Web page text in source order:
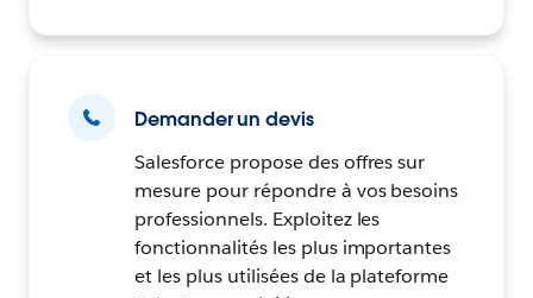
Demander un devis
Salesforce propose des offres sur
mesure pour répondre à vos besoins
professionnels. Exploitez les
fonctionnalités les plus importantes
et les plus utilisées de la plateforme